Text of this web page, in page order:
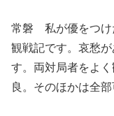
常磐 私が優をつけ
観戦記です。哀愁
す。両対局者をよ
良。そのほかは全部